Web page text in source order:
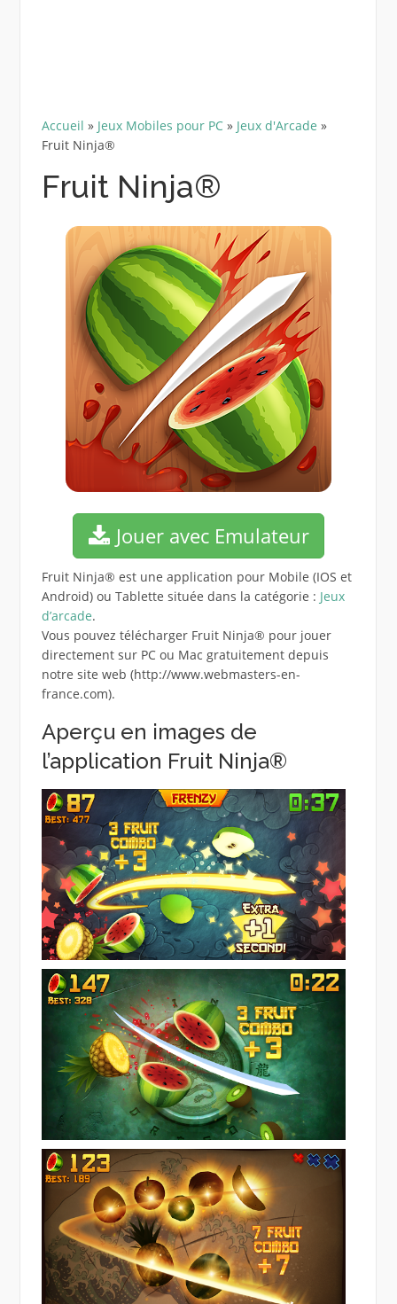
Accueil » Jeux Mobiles pour PC» Jeux d'Arcade »
Fruit Ninja®
Fruit Ninja®
Jouer avec Emulateur
Fruit Ninja® est une application pour Mobile (IOS et
Android) ou Tablette située dans la catégorie : Jeux
d’arcade.
Vous pouvez télécharger Fruit Ninja® pour jouer
directement sur PC ou Mac gratuitement depuis
notre site web (http://www.webmasters-en-
france.com).
Aperçu en images de
l’application Fruit Ninja®